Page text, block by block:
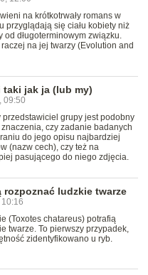
na krótkotrwały romans w
przyglądają się ciału kobiety niż
od długoterminowym związku.
na jej twarzy (Evolution and
taki jak ja (lub my)
09:50
przedstawiciel grupy jest podobny
czy zadanie badanych
do jego opisu najbardziej
(nazw cech), czy też na
pasującego do niego zdjęcia.
rozpoznać ludzkie twarze
(Toxotes chatareus) potrafią
twarze. To pierwszy przypadek,
zidentyfikowano u ryb.